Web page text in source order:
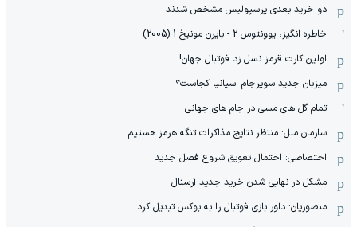
دو خرید بعدی پرسپولیس مشخص شدند
خاطره انگیز، یوونتوس 2 - بایرن مونیخ 1 (2005)
اولین کارت قرمز نسل زد فوتبال جهان!
میزبان جدید سوپرجام اسپانیا کجاست؟
تمام گل های مسی در جام های جهانی
سازمان ملل: منتظر نتایج مذاکرات تنگه هرمز هستیم
اختصاصی: احتمال تعویق شروع فصل جدید
مشکل در نهایی شدن خرید جدید آرسنال
منصوریان: داور بازی فوتبال را به بوکس تبدیل کرد